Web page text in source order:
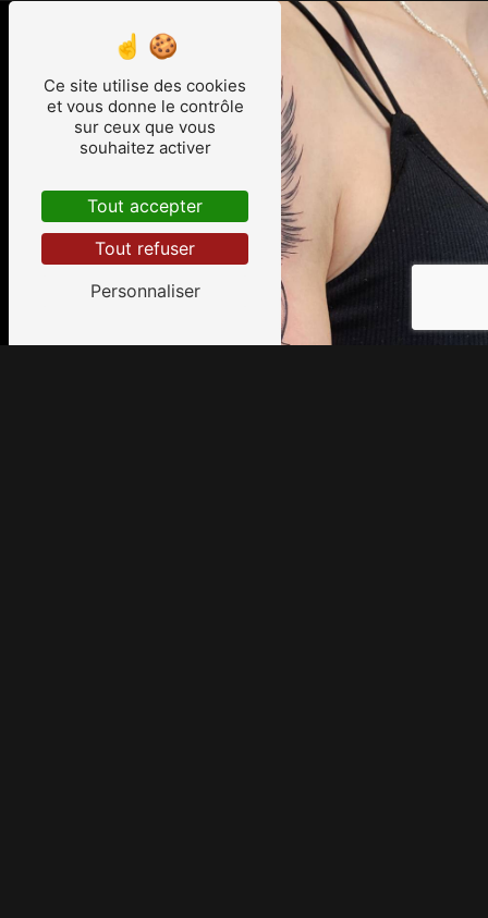
Ce site utilise des cookies
et vous donne le contrôle
sur ceux que vous
souhaitez activer
Tout accepter
Tout refuser
Personnaliser